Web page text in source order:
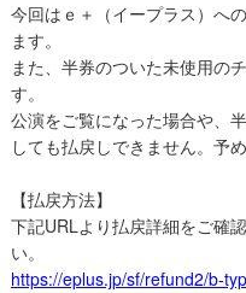
今回はｅ＋（イープラス）へ
ます。
また、半券のついた未使用の
す。
公演をご覧になった場合や、
しても払戻しできません。予
【払戻方法】
下記URLより払戻詳細をご確
い。
https://eplus.jp/sf/refund2/b-